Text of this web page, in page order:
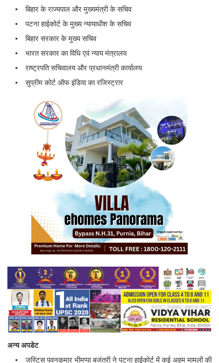
• बिहार के राज्यपाल और मुख्यमंत्री के सचिव
• पटना हाईकोर्ट के मुख्य न्यायाधीश के सचिव
• बिहार सरकार के मुख्य सचिव
• भारत सरकार का विधि एवं न्याय मंत्रालय
• राष्ट्रपति सचिवालय और प्रधानमंत्री कार्यालय
• सुप्रीम कोर्ट ऑफ इंडिया का रजिस्ट्रार
अन्य अपडेट
• जस्टिस पवनकुमार भीमप्पा बजंत्री ने पटना हाईकोर्ट में कई अहम मामलों की